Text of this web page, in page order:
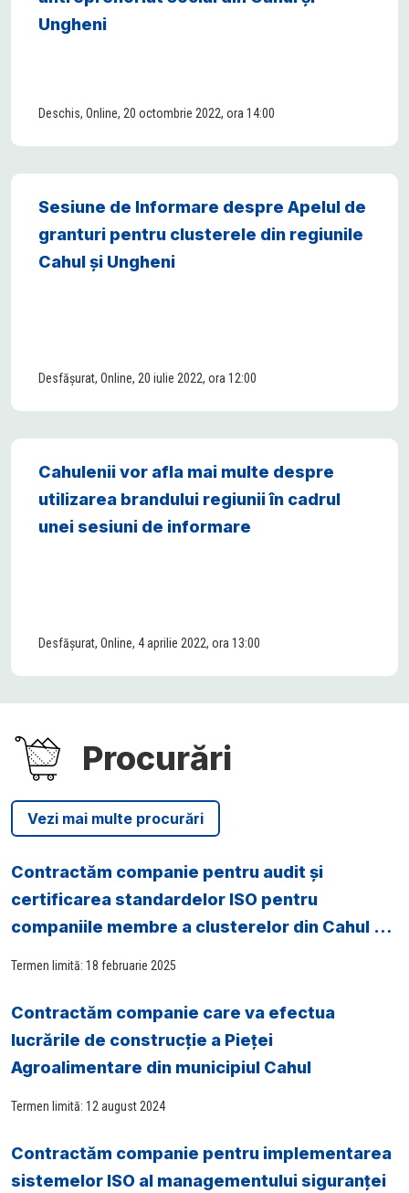
Ungheni
Deschis, Online, 20 octombrie 2022, ora 14:00
Sesiune de Informare despre Apelul de
granturi pentru clusterele din regiunile
Cahul și Ungheni
Desfășurat, Online, 20 iulie 2022, ora 12:00
Cahulenii vor afla mai multe despre
utilizarea brandului regiunii în cadrul
unei sesiuni de informare
Desfășurat, Online, 4 aprilie 2022, ora 13:00
Procurări
Vezi mai multe procurări
Contractăm companie pentru audit și
certificarea standardelor ISO pentru
companiile membre a clusterelor din Cahul și
Termen limită: 18 februarie 2025
Contractăm companie care va efectua
lucrările de construcție a Pieței
Agroalimentare din municipiul Cahul
Termen limită: 12 august 2024
Contractăm companie pentru implementarea
sistemelor ISO al managementului siguranței